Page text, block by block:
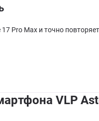
Pro Max и точно
VLP